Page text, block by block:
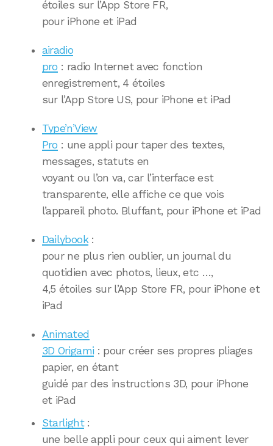
étoiles sur l’App Store FR,
pour iPhone et iPad
airadio
pro : radio Internet avec fonction
enregistrement, 4 étoiles
sur l’App Store US, pour iPhone et iPad
Type’n’View
Pro : une appli pour taper des textes,
messages, statuts en
voyant ou l’on va, car l’interface est
transparente, elle affiche ce que vois
l’appareil photo. Bluffant, pour iPhone et iPad
Dailybook:
pour ne plus rien oublier, un journal du
quotidien avec photos, lieux, etc …,
4,5 étoiles sur l’App Store FR, pour iPhone et
iPad
Animated
3D Origami : pour créer ses propres pliages
papier, en étant
guidé par des instructions 3D, pour iPhone
et iPad
Starlight:
une belle appli pour ceux qui aiment lever